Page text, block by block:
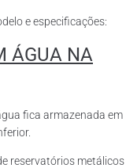
e especificações:
ÁGUA NA
fica armazenada em
reservatórios metálicos